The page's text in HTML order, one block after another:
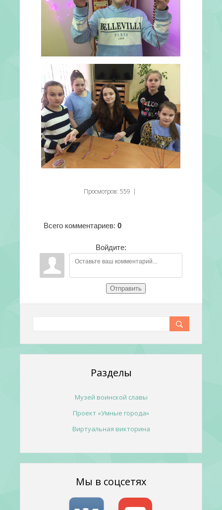
Просмотров: 559 |
Всего комментариев: 0
Войдите:
Отправить
Разделы
Музей воинской славы
Проект «Умные города»
Виртуальная викторина
Мы в соцсетях